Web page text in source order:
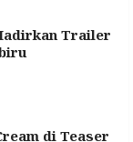
Trailer
di Teaser